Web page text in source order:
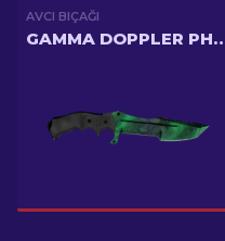
AVCI BIÇAĞI
GAMMA